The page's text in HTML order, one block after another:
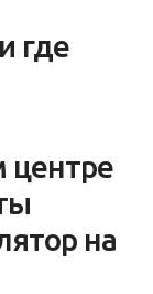
где
центре
на